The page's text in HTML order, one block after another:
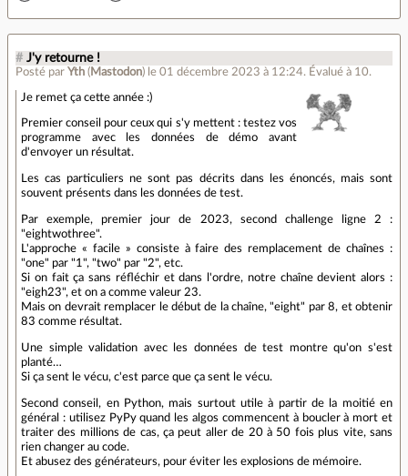
# J'y retourne !
Posté par Yth ( Mastodon) le 01 décembre 2023 à 12:24. Évalué à 10.
Je remet ça cette année :)
Premier conseil pour ceux qui s'y mettent : testez vos
programme avec les données de démo avant
d'envoyer un résultat.
Les cas particuliers ne sont pas décrits dans les énoncés, mais sont
souvent présents dans les données de test.
Par exemple, premier jour de 2023, second challenge ligne 2 :
"eightwothree".
L'approche « facile » consiste à faire des remplacement de chaînes :
"one" par "1", "two" par "2", etc.
Si on fait ça sans réfléchir et dans l'ordre, notre chaîne devient alors :
"eigh23", et on a comme valeur 23.
Mais on devrait remplacer le début de la chaîne, "eight" par 8, et obtenir
83 comme résultat.
Une simple validation avec les données de test montre qu'on s'est
planté…
Si ça sent le vécu, c'est parce que ça sent le vécu.
Second conseil, en Python, mais surtout utile à partir de la moitié en
général : utilisez PyPy quand les algos commencent à boucler à mort et
traiter des millions de cas, ça peut aller de 20 à 50 fois plus vite, sans
rien changer au code.
Et abusez des générateurs, pour éviter les explosions de mémoire.